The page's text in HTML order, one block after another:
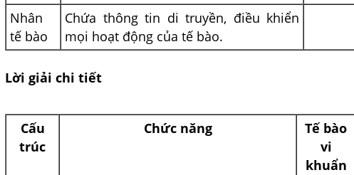
Nhân
tế bào
Chứa thông tin di truyền, điều khiển
mọi hoạt động của tế bào.
Lời giải chi tiết
Cấu
trúc
Chức năng
Tế bào
vi
khuẩn